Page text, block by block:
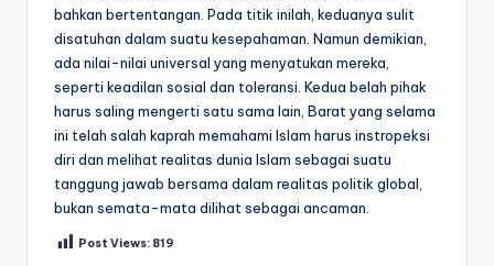
bahkan bertentangan. Pada titik inilah, keduanya sulit
disatuhan dalam suatu kesepahaman. Namun demikian,
ada nilai-nilai universal yang menyatukan mereka,
seperti keadilan sosial dan toleransi. Kedua belah pihak
harus saling mengerti satu sama lain, Barat yang selama
ini telah salah kaprah memahami Islam harus instropeksi
diri dan melihat realitas dunia Islam sebagai suatu
tanggung jawab bersama dalam realitas politik global,
bukan semata-mata dilihat sebagai ancaman.
Post Views: 819